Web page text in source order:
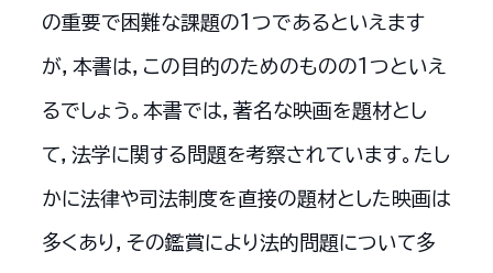
の重要で困難な課題の1つであるといえます
が，本書は，この目的のためのものの1つといえ
るでしょう。本書では，著名な映画を題材とし
て，法学に関する問題を考察されています。たし
かに法律や司法制度を直接の題材とした映画は
多くあり，その鑑賞により法的問題について多